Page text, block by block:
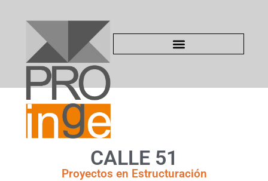
CALLE 51
Proyectos en Estructuración